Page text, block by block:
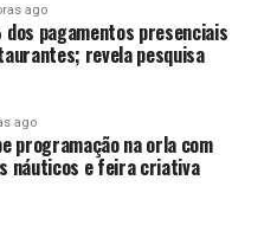
ago
pagamentos presenciais
revela pesquisa
ago
programação na orla com
náuticos e feira criativa